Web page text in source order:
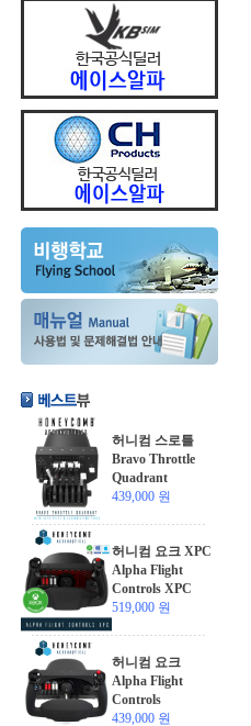
허니컴 스로틀
Bravo Throttle
Quadrant
439,000 원
허니컴 요크 XPC
Alpha Flight
Controls XPC
519,000 원
허니컴 요크
Alpha Flight
Controls
439,000 원